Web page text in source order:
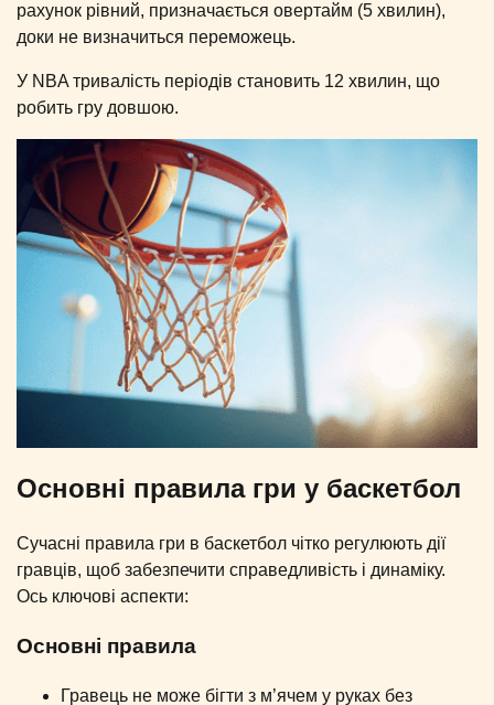
рахунок рівний, призначається овертайм (5 хвилин),
доки не визначиться переможець.
У NBA тривалість періодів становить 12 хвилин, що
робить гру довшою.
Основні правила гри у баскетбол
Сучасні правила гри в баскетбол чітко регулюють дії
гравців, щоб забезпечити справедливість і динаміку.
Ось ключові аспекти:
Основні правила
Гравець не може бігти з м’ячем у руках без